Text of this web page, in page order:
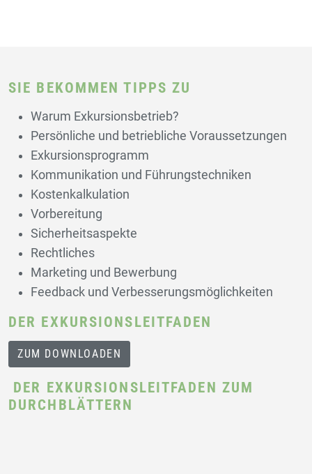
SIE BEKOMMEN TIPPS ZU
Warum Exkursionsbetrieb?
Persönliche und betriebliche Voraussetzungen
Exkursionsprogramm
Kommunikation und Führungstechniken
Kostenkalkulation
Vorbereitung
Sicherheitsaspekte
Rechtliches
Marketing und Bewerbung
Feedback und Verbesserungsmöglichkeiten
DER EXKURSIONSLEITFADEN
ZUM DOWNLOADEN
DER EXKURSIONSLEITFADEN ZUM
DURCHBLÄTTERN